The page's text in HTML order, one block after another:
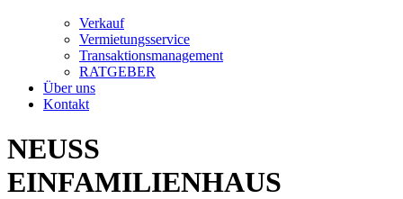
Verkauf
Vermietungsservice
Transaktionsmanagement
RATGEBER
Über uns
Kontakt
NEUSS
EINFAMILIENHAUS